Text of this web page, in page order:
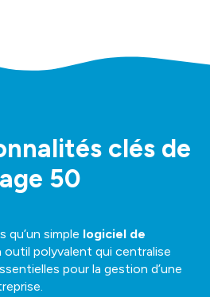
clés de
50
qu’un simple logiciel de
outil polyvalent qui centralise
pour la gestion d’une